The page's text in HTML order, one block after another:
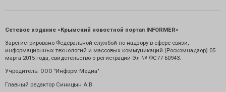
Сетевое издание «Крымский новостной портал INFORMER»
Зарегистрировано Федеральной службой по надзору в сфере связи,
информационных технологий и массовых коммуникаций (Роскомнадзор) 05
марта 2015 года, свидетельство о регистрации Эл № ФС77-60943.
Учредитель: ООО "Информ Медиа"
Главный редактор Синицын А.В.